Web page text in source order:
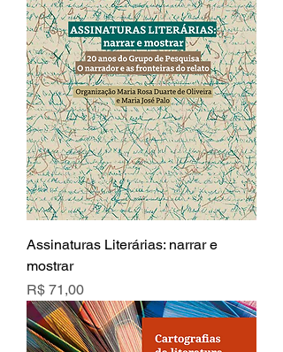
Assinaturas Literárias: narrar e
mostrar
Preço
R$ 71,00